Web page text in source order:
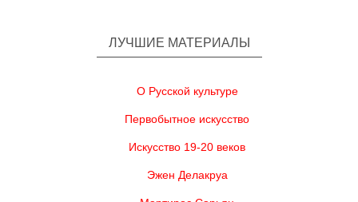
ЛУЧШИЕ МАТЕРИАЛЫ
О Русской культуре
Первобытное искусство
Искусство 19-20 веков
Эжен Делакруа